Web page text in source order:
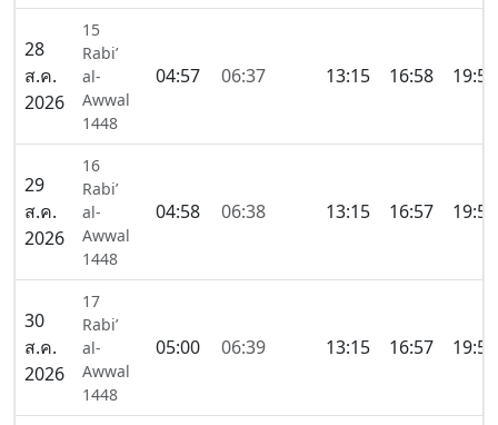
28
ส.ค.
2026
15
Rabi’
al-
Awwal
1448
04:57 06:37 13:15 16:58 19:53
29
ส.ค.
2026
16
Rabi’
al-
Awwal
1448
04:58 06:38 13:15 16:57 19:52
30
ส.ค.
2026
17
Rabi’
al-
Awwal
1448
05:00 06:39 13:15 16:57 19:50